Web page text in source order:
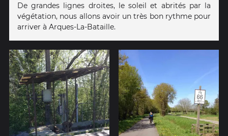
De grandes lignes droites, le soleil et abrités par la
végétation, nous allons avoir un très bon rythme pour
arriver à Arques-La-Bataille.